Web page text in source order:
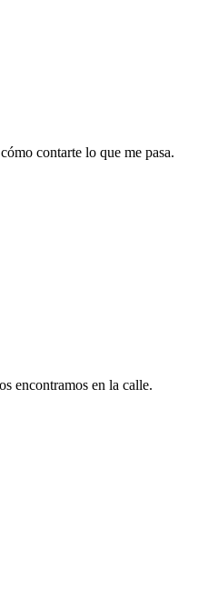
contarte lo que me pasa.
encontramos en la calle.